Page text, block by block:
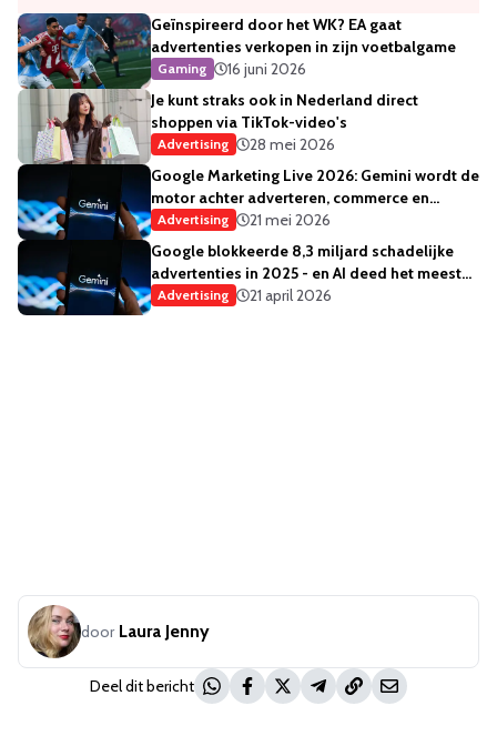
Geïnspireerd door het WK? EA gaat
advertenties verkopen in zijn voetbalgame
Gaming
16 juni 2026
Je kunt straks ook in Nederland direct
shoppen via TikTok-video's
Advertising
28 mei 2026
Google Marketing Live 2026: Gemini wordt de
motor achter adverteren, commerce en
creativiteit
Advertising
21 mei 2026
Google blokkeerde 8,3 miljard schadelijke
advertenties in 2025 - en AI deed het meeste
werk
Advertising 21 april 2026
door Laura Jenny
Deel dit bericht